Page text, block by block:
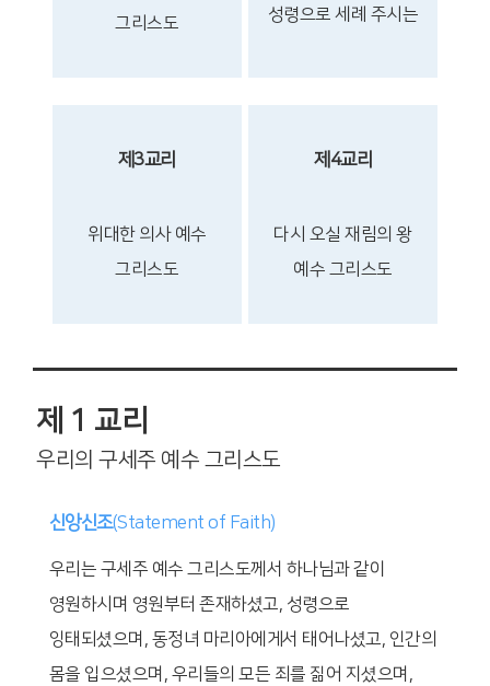
그리스도
성령으로세례 주시는
제3교리
위대한 의사 예수
그리스도
제4교리
다시 오실 재림의 왕
예수 그리스도
제 1 교리
우리의 구세주 예수 그리스도
신앙신조(Statement of Faith)
우리는 구세주 예수 그리스도께서 하나님과 같이
영원하시며 영원부터 존재하셨고, 성령으로
잉태되셨으며, 동정녀 마리아에게서 태어나셨고, 인간의
몸을 입으셨으며, 우리들의 모든 죄를 짊어 지셨으며,